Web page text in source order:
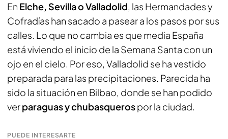
En Elche, Sevilla o Valladolid, las Hermandades y
Cofradías han sacado a pasear a los pasos por sus
calles. Lo que no cambia es que media España
está viviendo el inicio de la Semana Santa con un
ojo en el cielo. Por eso, Valladolid se ha vestido
preparada para las precipitaciones. Parecida ha
sido la situación en Bilbao, donde se han podido
verparaguas y chubasquerospor la ciudad.
PUEDE INTERESARTE